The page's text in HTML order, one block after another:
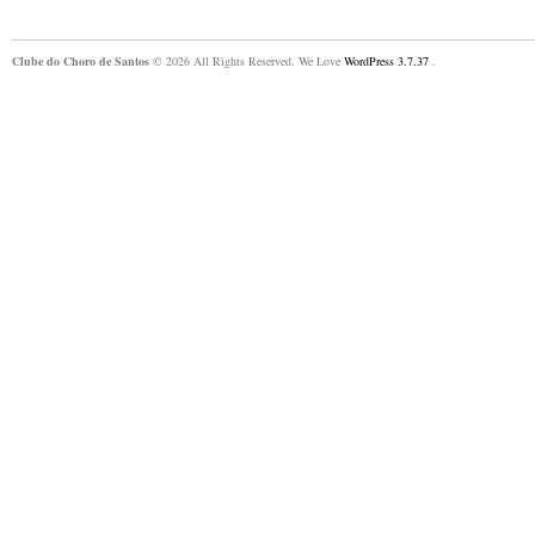
Clube do Choro de Santos © 2026 All Rights Reserved. We Love WordPress 3.7.37 .